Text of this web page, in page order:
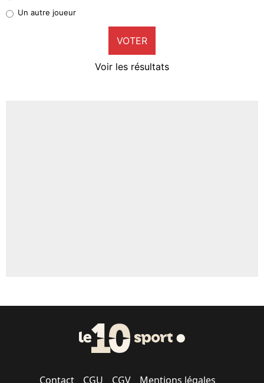
9%
Un autre joueur
VOTER
Voir les résultats
Contact CGU CGV Mentions légales